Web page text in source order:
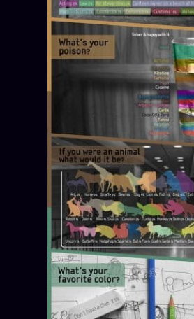
ÉDITORIAL
À propos
Auteurs
Personas
Who is who
Qui baise qui +18
Signatures
Charte éditoriale
Studios